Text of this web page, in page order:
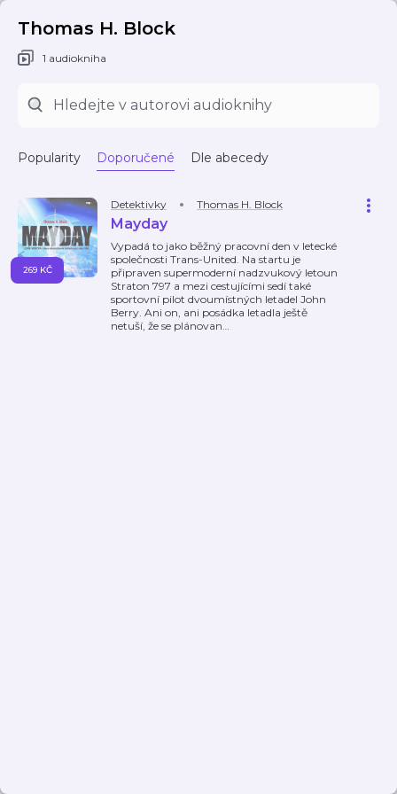
Thomas H. Block
1 audiokniha
Popularity Doporučené Dle abecedy
Detektivky Thomas H. Block
Mayday
Vypadá to jako běžný pracovní den v letecké
společnosti Trans-United. Na startu je
připraven supermoderní nadzvukový letoun
Straton 797 a mezi cestujícími sedí také
sportovní pilot dvoumístných letadel John
Berry. Ani on, ani posádka letadla ještě
netuší, že se plánovan…
269 KČ